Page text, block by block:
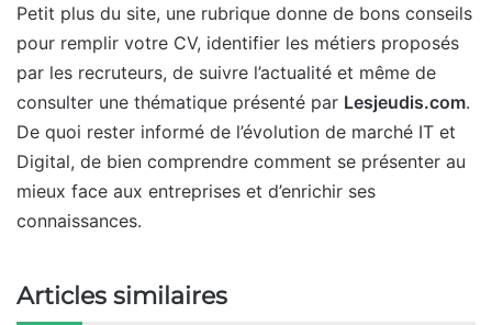
Petit plus du site, une rubrique donne de bons conseils
pour remplir votre CV, identifier les métiers proposés
par les recruteurs, de suivre l’actualité et même de
consulter une thématique présenté par Lesjeudis.com.
De quoi rester informé de l’évolution de marché IT et
Digital, de bien comprendre comment se présenter au
mieux face aux entreprises et d’enrichir ses
connaissances.
Articles similaires